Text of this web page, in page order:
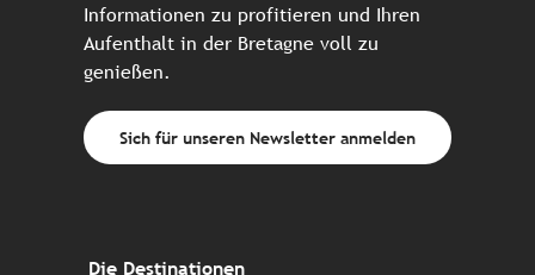
Informationen zu profitieren und Ihren
Aufenthalt in der Bretagne voll zu
genießen.
Sich für unseren Newsletter anmelden
Die Destinationen